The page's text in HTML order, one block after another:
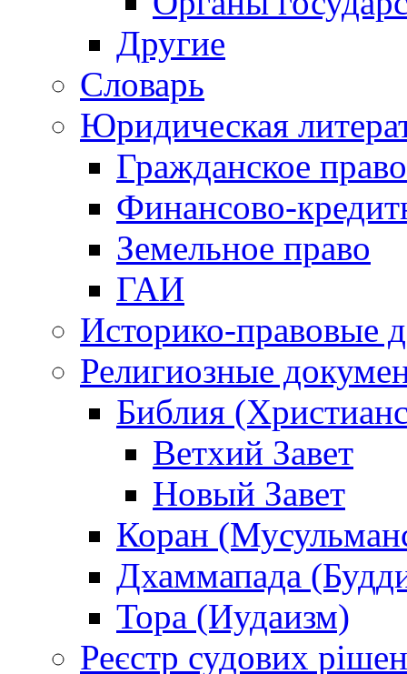
Другие
Словарь
Юридическая
Гражданское право
Финансово-
Земельное право
ГАИ
Историко-правовые
Религиозные
Библия
Ветхий Завет
Новый Завет
Коран
Дхаммапада
Тора (Иудаизм)
Реєстр судових